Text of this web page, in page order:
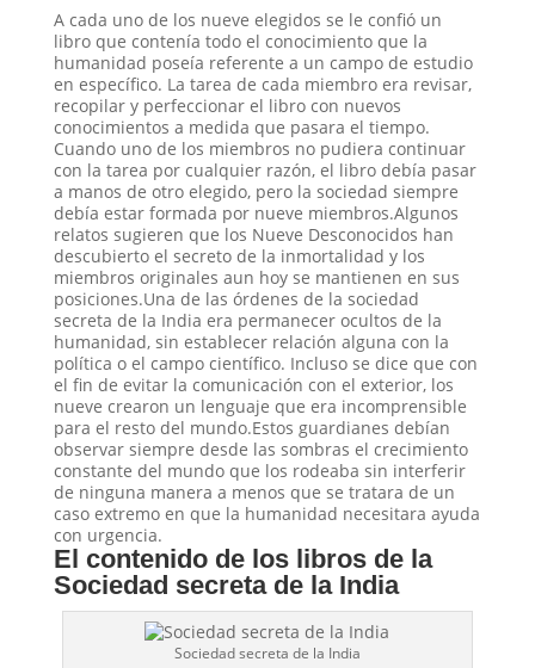
A cada uno de los nueve elegidos se le confió un
libro que contenía todo el conocimiento que la
humanidad poseía referente a un campo de estudio
en específico. La tarea de cada miembro era revisar,
recopilar y perfeccionar el libro con nuevos
conocimientos a medida que pasara el tiempo.
Cuando uno de los miembros no pudiera continuar
con la tarea por cualquier razón, el libro debía pasar
a manos de otro elegido, pero la sociedad siempre
debía estar formada por nueve miembros.Algunos
relatos sugieren que los Nueve Desconocidos han
descubierto el secreto de la inmortalidad y los
miembros originales aun hoy se mantienen en sus
posiciones.Una de las órdenes de la sociedad
secreta de la India era permanecer ocultos de la
humanidad, sin establecer relación alguna con la
política o el campo científico. Incluso se dice que con
el fin de evitar la comunicación con el exterior, los
nueve crearon un lenguaje que era incomprensible
para el resto del mundo.Estos guardianes debían
observar siempre desde las sombras el crecimiento
constante del mundo que los rodeaba sin interferir
de ninguna manera a menos que se tratara de un
caso extremo en que la humanidad necesitara ayuda
con urgencia.
El contenido de los libros de la
Sociedad secreta de la India
Sociedad secreta de la India